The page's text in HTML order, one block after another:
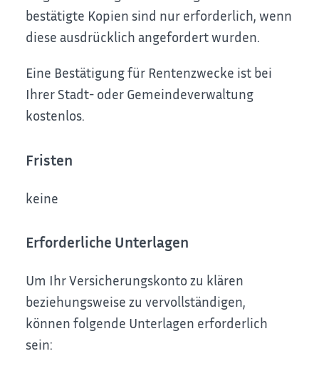
bestätigte Kopien sind nur erforderlich, wenn
diese ausdrücklich angefordert wurden.
Eine Bestätigung für Rentenzwecke ist bei
Ihrer Stadt- oder Gemeindeverwaltung
kostenlos.
Fristen
keine
Erforderliche Unterlagen
Um Ihr Versicherungskonto zu klären
beziehungsweise zu vervollständigen,
können folgende Unterlagen erforderlich
sein: